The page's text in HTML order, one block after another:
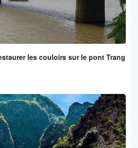
les couloirs sur le pont Trang